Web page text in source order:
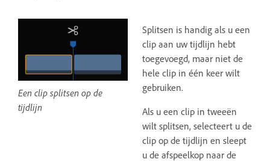
Splitsen is handig als u een
clip aan uw tijdlijn hebt
toegevoegd, maar niet de
hele clip in één keer wilt
gebruiken.
Als u een clip in tweeën
wilt splitsen, selecteert u de
clip op de tijdlijn en sleept
u de afspeelkop naar de
Een clip splitsen op de
tijdlijn